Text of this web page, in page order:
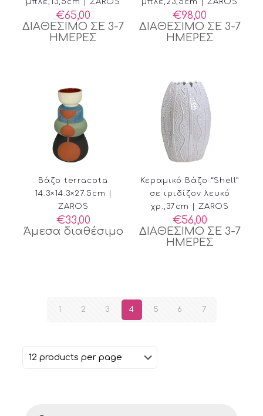
μπλε,13,5cm | ZAROS
€65,00
ΔΙΑΘΕΣΙΜΟ ΣΕ 3-7
ΗΜΕΡΕΣ
μπλε,23,5cm | ZAROS
€98,00
ΔΙΑΘΕΣΙΜΟ ΣΕ 3-7
ΗΜΕΡΕΣ
Βάζο terracota
14.3×14.3×27.5cm |
ZAROS
€33,00
Άμεσα διαθέσιμο
Κεραμικό Βάζο “Shell”
σε ιριδίζον λευκό
χρ.,37cm | ZAROS
€56,00
ΔΙΑΘΕΣΙΜΟ ΣΕ 3-7
ΗΜΕΡΕΣ
1 2 3 4 5 6 7